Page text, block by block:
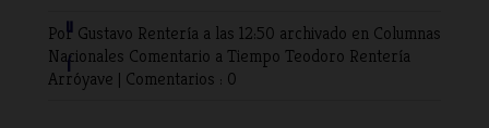
u
í
Por Gustavo Rentería a las 12:50 archivado en Columnas
Nacionales Comentario a Tiempo Teodoro Rentería
Arróyave | Comentarios : 0